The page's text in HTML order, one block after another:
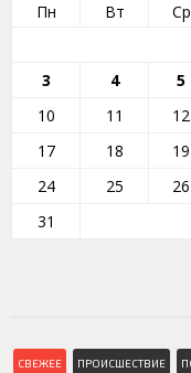
Пн
Вт Ср
3
4 5
10
11 12
17
18 19
24
25 26
31
СВЕЖЕЕ ПРОИСШЕСТВИЕ